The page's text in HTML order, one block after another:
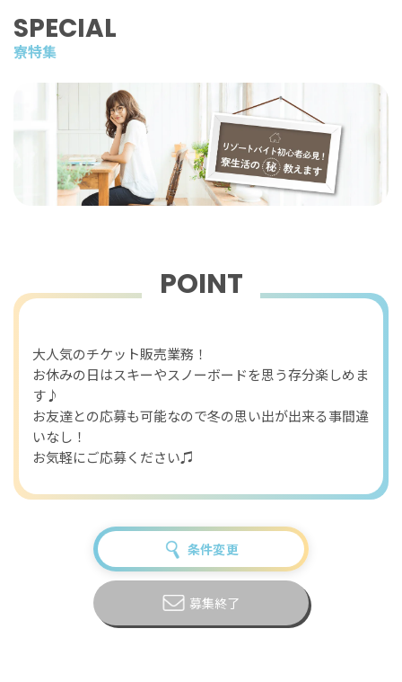
SPECIAL
寮特集
POINT
大人気のチケット販売業務！
お休みの日はスキーやスノーボードを思う存分楽しめま
す♪
お友達との応募も可能なので冬の思い出が出来る事間違
いなし！
お気軽にご応募ください♫
条件変更
募集終了